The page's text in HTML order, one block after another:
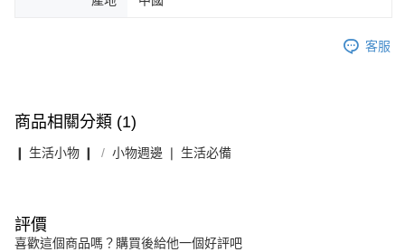
客服
商品相關分類 (1)
❙ 生活小物 ❙ 小物週邊 ❘ 生活必備
評價
喜歡這個商品嗎？購買後給他一個好評吧